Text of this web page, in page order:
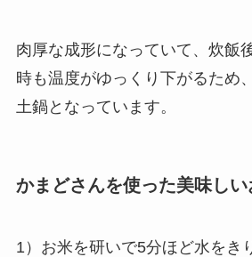
肉厚な成形になっていて、炊飯
時も温度がゆっくり下がるため
土鍋となっています。
かまどさんを使った美味し
1）お米を研いで5分ほど水をき